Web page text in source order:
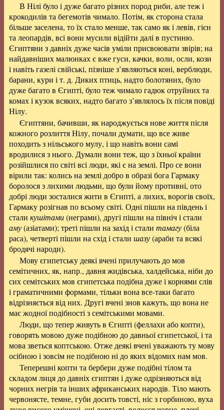
В Нілі було і дуже багато різних пород риби, але теж і
крокодилів та бегемотів чимало. Потім, як сторона стала
більше заселена, то їх стало менше, так само як і левів, гієн
та леопардів, всі вони мусили відійти далі в пустиню.
Єгиптяни з давніх дуже часів уміли присвоювати звірів; на
найдавніших малюнках є вже гуси, качки, воли, осли, кози
і навіть газелі свійські, пізніше з’являються коні, верблюди,
барани, кури і т. д. Диких птиць, надто болотяних, було
дуже багато в Єгипті, було теж чимало гадюк отруйних та
комах і кузок всяких, надто багато з’являлось їх після повіді
Нілу.
Єгиптяни, бачивши, як народжується нове життя після
кожного розлиття Нілу, почали думати, що все живе
походить з нільського мулу, і що навіть вони самі
вродилися з нього. Думали вони теж, що з їхньої країни
розійшлися по світі всі люди, які є на землі. Про се вони
вірили так: колись на землі добро в образі бога Гармаку
боролося з лихими людьми, що були йому противні, ото
добрі люди зосталися жити в Єгипті, а лихих, ворогів своїх,
Гармаку розігнав по всьому світі. Одні пішли на південь і
стали кушітами(неграми), другі пішли на північ і стали
аму(азіатами); треті пішли на захід і стали тамагу(біла
раса), четверті пішли на схід і стали шазу(араби та всякі
бродячі народи).
Мову єгипетську деякі вчені прилучають до мов
семітичних, як, напр., давня жидівська, халдейська, ніби до
сих семітських мов єгипетська подібна дуже і корнями слів
і граматичними формами, тільки вона все-таки багато
відрізняється від них. Другі вчені знов кажуть, що вона не
має жодної подібності з семітськими мовами.
Люди, що тепер живуть в Єгипті (феллахи або копти),
говорять мовою дуже подібною до давньої єгипетської, і та
мова зветься коптською. Отже деякі вчені уважають ту мову
осібною і зовсім не подібною ні до яких відомих нам мов.
Теперешні копти та бербери дуже подібні тілом та
складом лиця до давніх єгиптян і дуже одрізняються від
чорних негрів та інших африканських народів. Тіло мають
червонясте, темне, губи досить товсті, ніс з горбиною, вуха